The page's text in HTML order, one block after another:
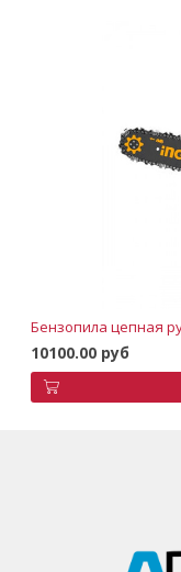
Бензопила цепная
10100.00 руб